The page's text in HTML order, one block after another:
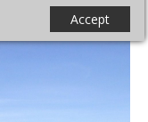
Accept